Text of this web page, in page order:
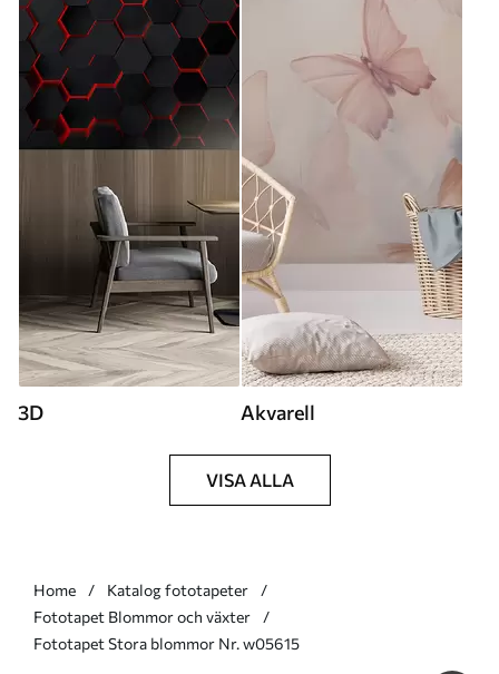
3D Akvarell
VISA ALLA
Home
Katalog fototapeter
Fototapet Blommor och växter
Fototapet Stora blommor Nr. w05615